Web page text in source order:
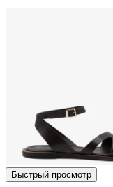
Быстрый просмотр